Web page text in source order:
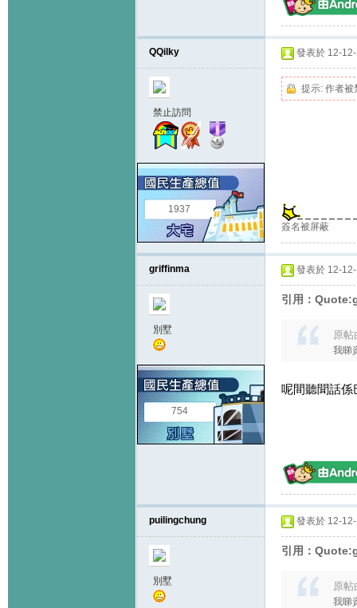
QQilky
禁止訪問
1937
發表於 12-
提示: 作者被
簽名被屏蔽
griffinma
別墅
754
發表於 12-
引用：
原
我睇
呢間聽聞話係
puilingchung
別墅
發表於 12-
引用：
原
我睇